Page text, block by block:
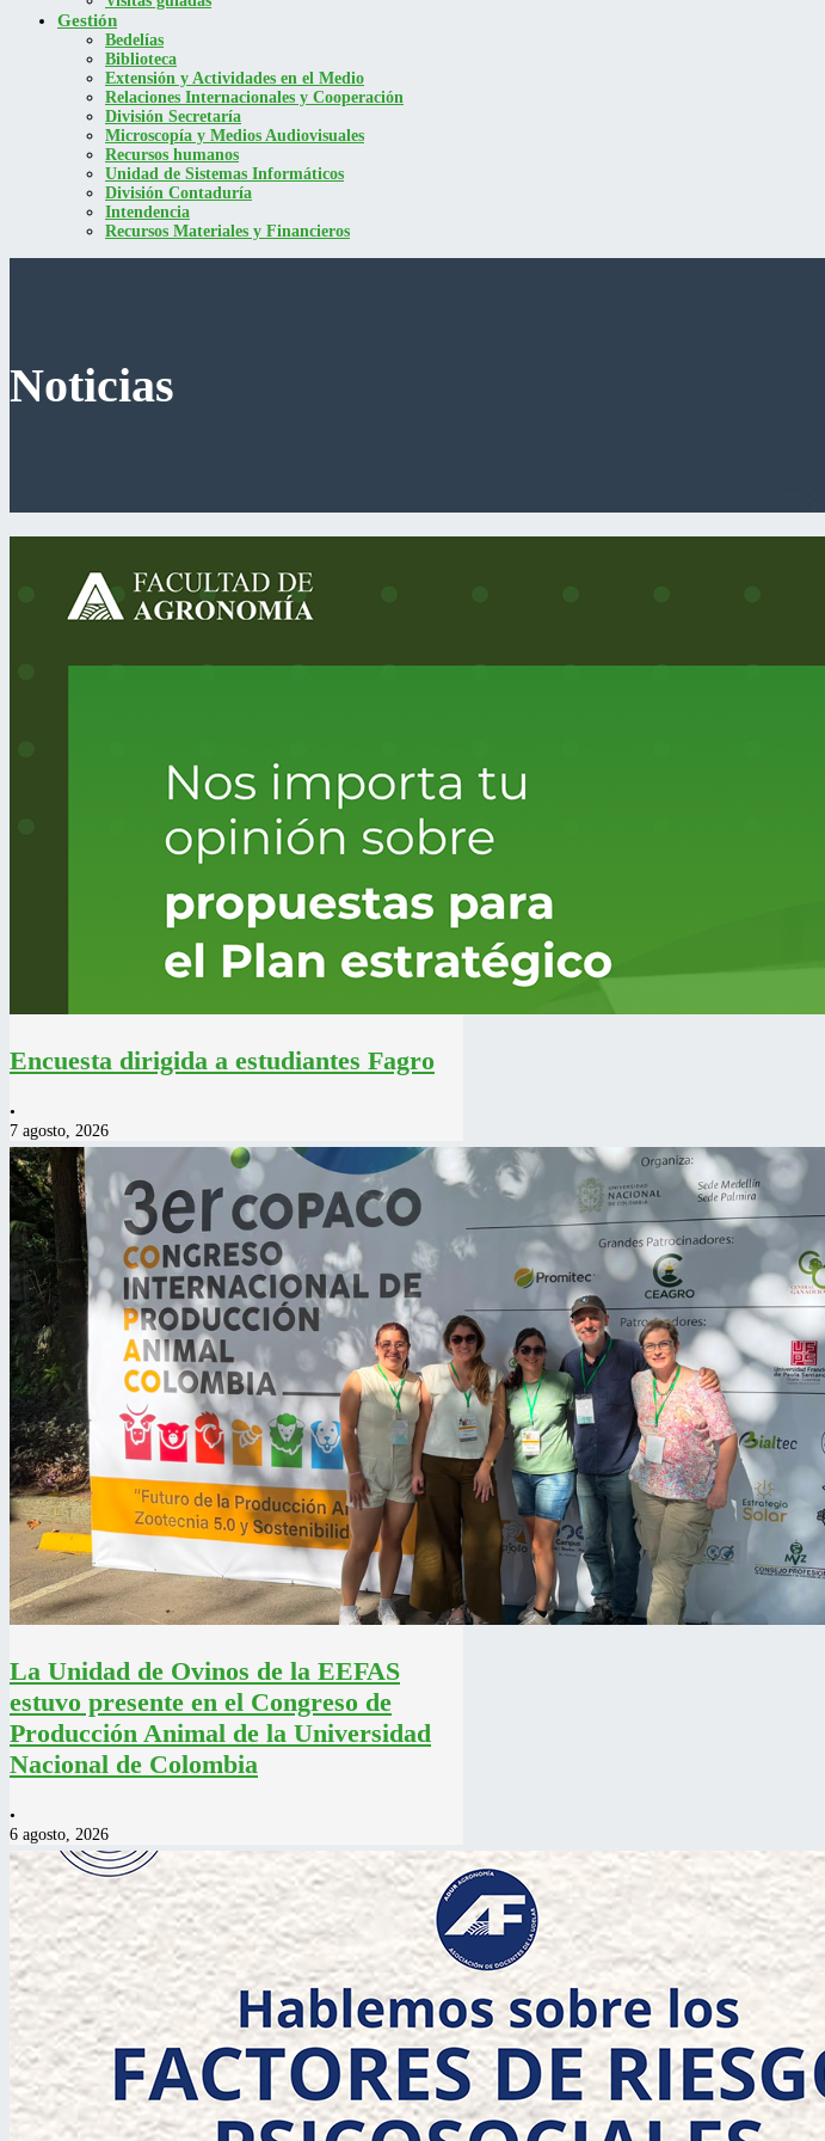
Gestión
Bedelías
Biblioteca
Extensión y Actividades en el Medio
Relaciones Internacionales y Cooperación
División Secretaría
Microscopía y Medios Audiovisuales
Recursos humanos
Unidad de Sistemas Informáticos
División Contaduría
Intendencia
Recursos Materiales y Financieros
Noticias
Encuesta dirigida a estudiantes Fagro
•
7 agosto, 2026
La Unidad de Ovinos de la EEFAS
estuvo presente en el Congreso de
Producción Animal de la Universidad
Nacional de Colombia
•
6 agosto, 2026